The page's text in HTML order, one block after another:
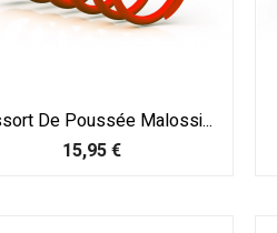
De Poussée Malossi...
Prix
15,95 €